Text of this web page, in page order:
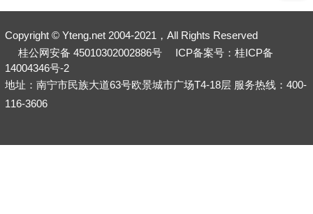
Copyright © Yteng.net 2004-2021，All Rights Reserved
桂公网安备 45010302002886号
ICP备案号：桂ICP备
14004346号-2
地址：南宁市民族大道63号欧景城市广场T4-18层 服务热线：400-
116-3606